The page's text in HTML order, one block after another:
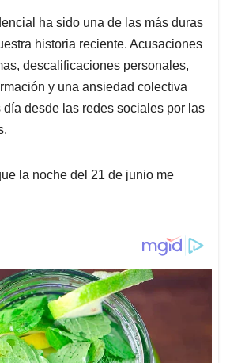
ha sido una de las más duras
historia reciente. Acusaciones
descalificaciones personales,
y una ansiedad colectiva
desde las redes sociales por las
la noche del 21 de junio me